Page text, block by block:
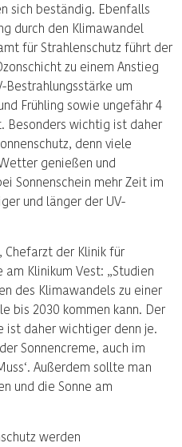
sich beständig. Ebenfalls
durch den Klimawandel
für Strahlenschutz führt der
zu einem Anstieg
Bestrahlungsstärke um
Frühling sowie ungefähr 4
Besonders wichtig ist daher
denn viele
genießen und
Sonnenschein mehr Zeit im
und länger der UV-
Chefarzt der Klinik für
Klinikum Vest: „Studien
des Klimawandels zu einer
bis 2030 kommen kann. Der
ist daher wichtiger denn je.
Sonnencreme, auch im
Außerdem sollte man
und die Sonne am
werden